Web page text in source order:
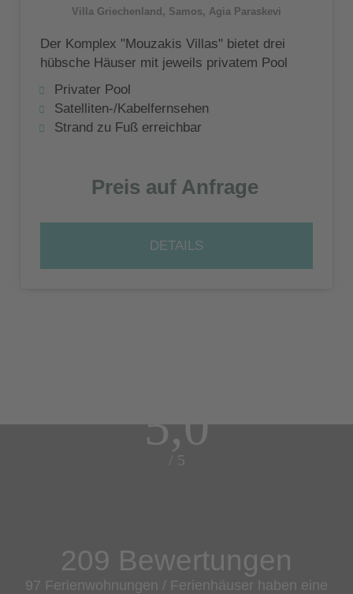
Villa Griechenland, Samos, Agia Paraskevi
Der Komplex "Mouzakis Villas" bietet drei
hübsche Häuser mit jeweils privatem Pool
und Garten, die für die Architektur der Insel
repräsentativ sind.
Privater Pool
Satelliten-/Kabelfernsehen
Strand zu Fuß erreichbar
Preis auf Anfrage
DETAILS
5,0
/ 5
209 Bewertungen
97 Ferienwohnungen / Ferienhäuser haben eine